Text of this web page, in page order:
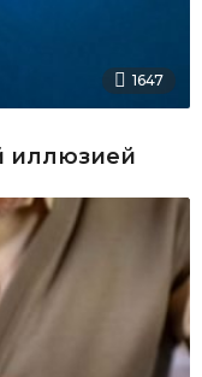
1647
иллюзией